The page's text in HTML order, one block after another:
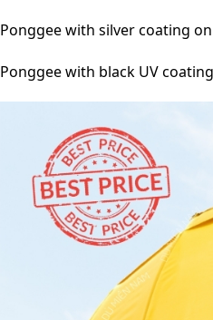
Ponggee with silver coating
Ponggee with black UV